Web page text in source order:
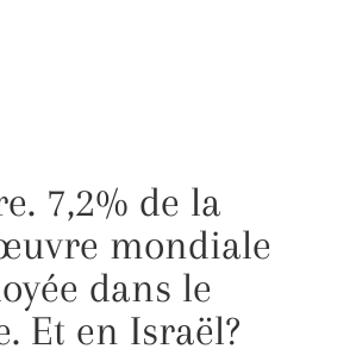
7,2% de la
mondiale
dans le
Et en Israël?